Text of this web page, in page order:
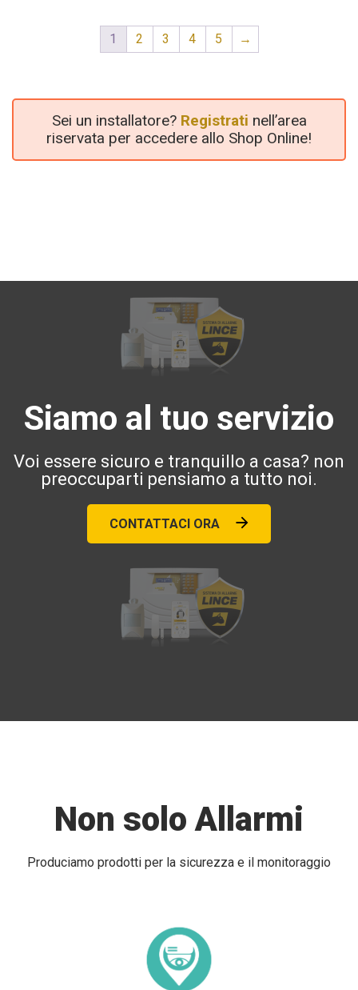
1 2 3 4 5 →
Sei un installatore? Registrati nell’area
riservata per accedere allo Shop Online!
Siamo al tuo servizio
Voi essere sicuro e tranquillo a casa? non
preoccuparti pensiamo a tutto noi.
CONTATTACI ORA
Non solo Allarmi
Produciamo prodotti per la sicurezza e il monitoraggio